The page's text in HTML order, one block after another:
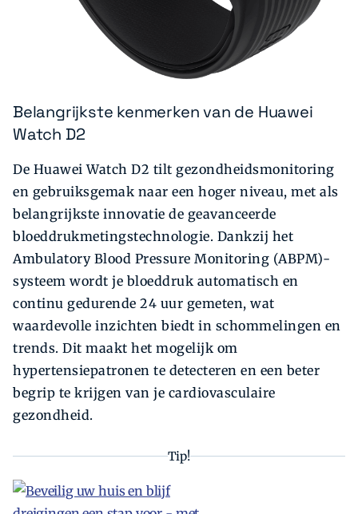
Belangrijkste kenmerken van de Huawei
Watch D2
De Huawei Watch D2 tilt gezondheidsmonitoring
en gebruiksgemak naar een hoger niveau, met als
belangrijkste innovatie de geavanceerde
bloeddrukmetingstechnologie. Dankzij het
Ambulatory Blood Pressure Monitoring (ABPM)-
systeem wordt je bloeddruk automatisch en
continu gedurende 24 uur gemeten, wat
waardevolle inzichten biedt in schommelingen en
trends. Dit maakt het mogelijk om
hypertensiepatronen te detecteren en een beter
begrip te krijgen van je cardiovasculaire
gezondheid.
Tip!